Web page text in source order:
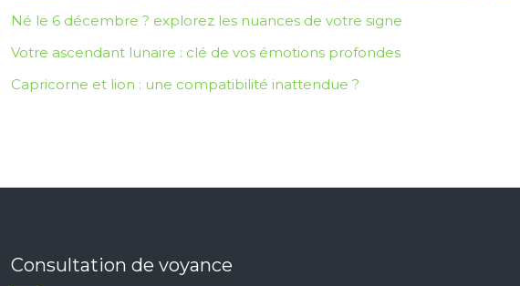
Né le 6 décembre ? explorez les nuances de votre signe
Votre ascendant lunaire : clé de vos émotions profondes
Capricorne et lion : une compatibilité inattendue ?
Consultation de voyance